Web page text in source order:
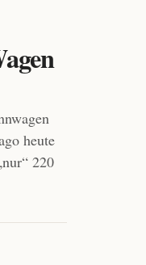
heute
220